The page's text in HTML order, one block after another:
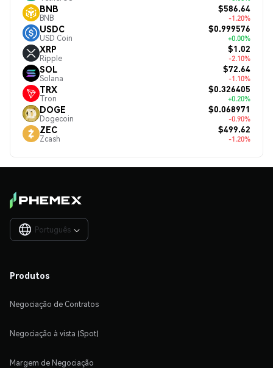
BNB
BNB
$586.64
-1.20%
USDC
USD Coin
$0.999576
+0.00%
XRP
Ripple
$1.02
-2.10%
SOL
Solana
$72.64
-1.10%
TRX
Tron
$0.326405
+0.20%
DOGE
Dogecoin
$0.068971
-0.90%
ZEC
Zcash
$499.62
-1.20%
Português 
Produtos
Negociação de Contratos
Negociação à vista (Spot)
Margem de Negociação